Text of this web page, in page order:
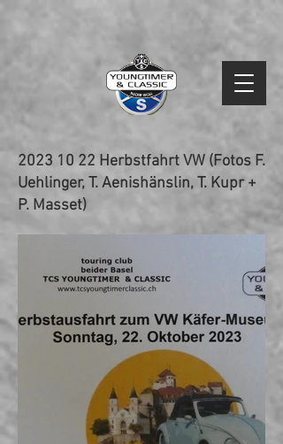
2023 10 22 Herbstfahrt VW (Fotos F.
Uehlinger, T. Aenishänslin, T. Kupr +
P. Masset)